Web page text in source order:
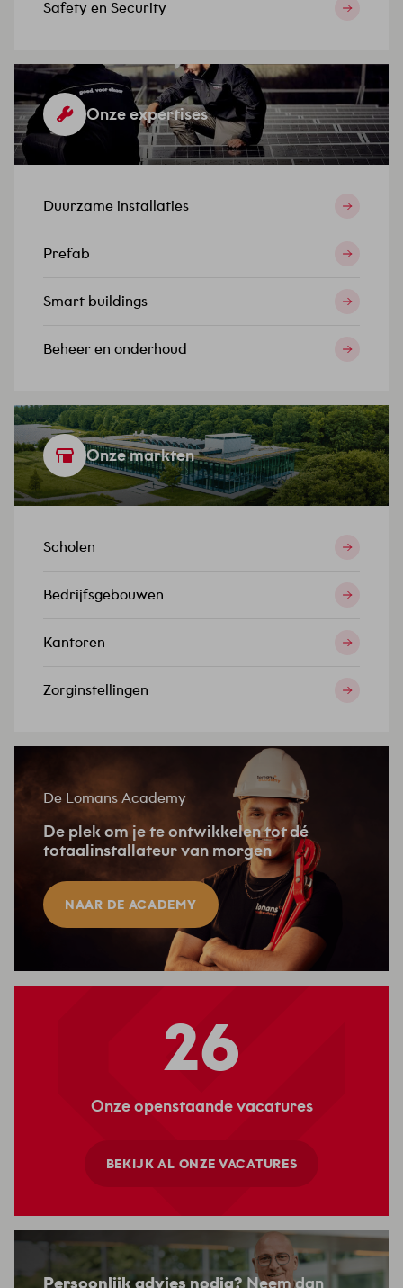
Safety en Security
Onze expertises
Duurzame installaties
Prefab
Smart buildings
Beheer en onderhoud
Onze markten
Scholen
Bedrijfsgebouwen
Kantoren
Zorginstellingen
De Lomans Academy
De plek om je te ontwikkelen tot dé
totaalinstallateur van morgen
NAAR DE ACADEMY
26
Onze openstaande vacatures
BEKIJK AL ONZE VACATURES
Persoonlijk advies nodig? Neem dan